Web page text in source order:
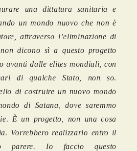
una dittatura sanitaria e
un mondo nuovo che non è
attraverso l’eliminazione di
dicono sì a questo progetto
avanti dalle elites mondiali, con
di qualche Stato, non so.
di costruire un nuovo mondo
di Satana, dove saremmo
È un progetto, non una cosa
Vorrebbero realizzarlo entro il
Io faccio questo